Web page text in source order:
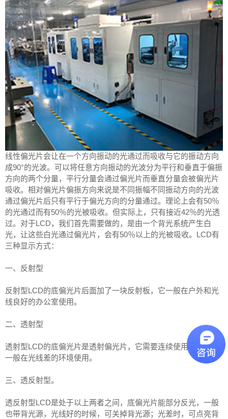
线性偏光片会让在一个方向振动的光通过而吸收与它的振动方向
成90°的光波。可以将任意方向振动的光波分为平行和垂直于偏振
方向的两个分量，平行分量会通过偏光片而垂直分量会被偏光片
吸收。相对偏光片偏振方向来说是不同振幅不同振动方向的光波
通过偏光片后只有平行于偏光方向的分量通过。理论上会有50％
的光通过而有50％的光被吸收。但实际上，只有接近42％的光透
过。对于LCD，我们首先需要做的，是由一个背光系统产生白
光，让这些白光通过偏光片，会有50％以上的光被吸收。LCD有
三种显示方式：
一、反射型
反射型LCD的底偏光片后面加了一块反射板，它一般在户外和光
线良好的办公室使用。
二、透射型
透射型LCD的底偏光片是透射偏光片，它需要连续使用背光源，
一般在光线差的环境使用。
三、透反射型。
透反射型LCD是处于以上两者之间，底偏光片能部分反光，一般
也带背光源，光线好的时候，可关掉背光源；光差时，可点亮背